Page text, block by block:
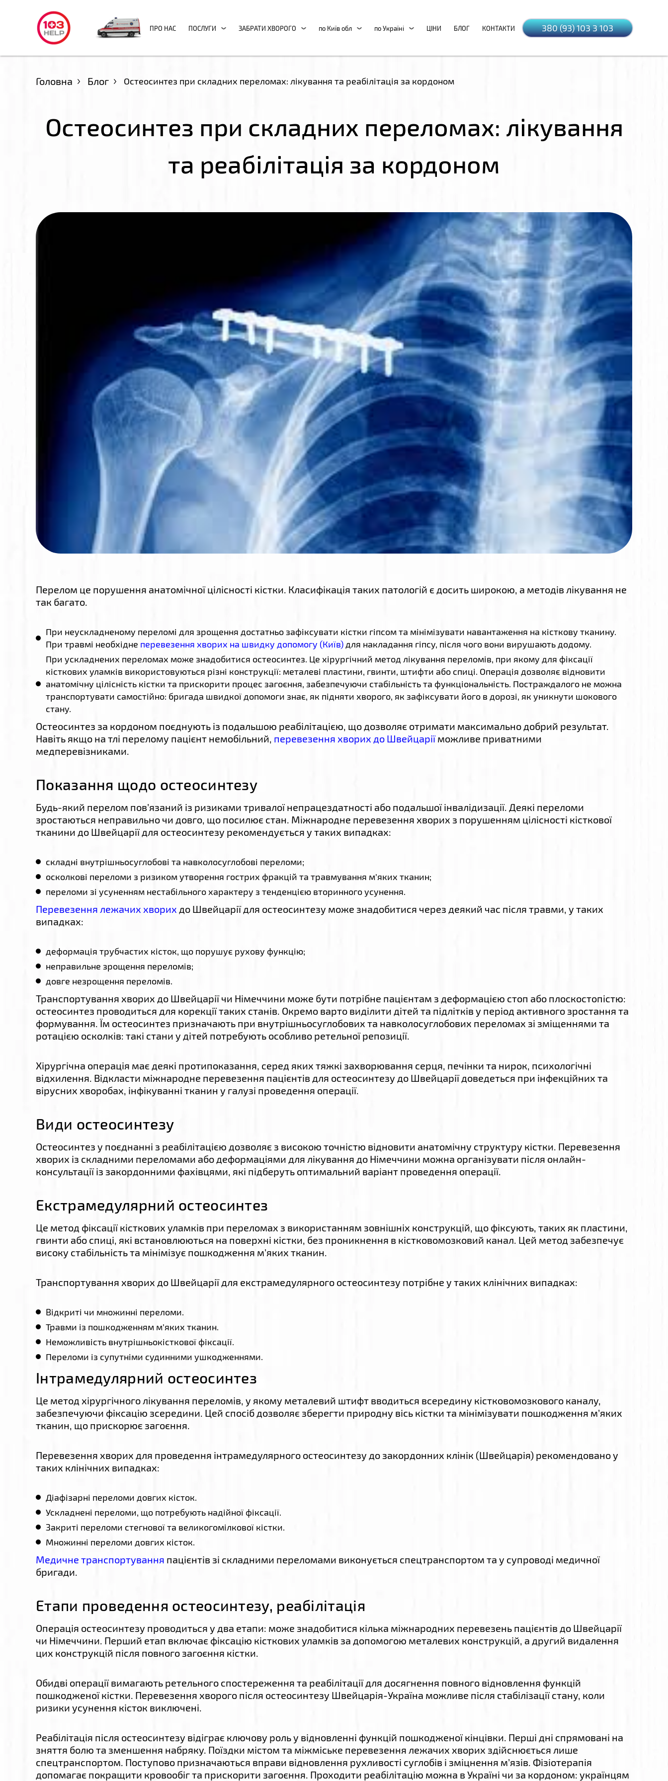
ПРО НАС ПОСЛУГИ ЗАБРАТИ ХВОРОГО по Київ обл по Україні ЦІНИ БЛОГ КОНТАКТИ 380 (93) 103 3 103
Головна Блог Остеосинтез при складних переломах: лікування та реабілітація за кордоном
Остеосинтез при складних переломах: лікування
та реабілітація за кордоном
Перелом це порушення анатомічної цілісності кістки. Класифікація таких патологій є досить широкою, а методів лікування не
так багато.
При неускладненому переломі для зрощення достатньо зафіксувати кістки гіпсом та мінімізувати навантаження на кісткову тканину.
При травмі необхідне перевезення хворих на швидку допомогу (Київ)для накладання гіпсу, після чого вони вирушають додому.
При ускладнених переломах може знадобитися остеосинтез. Це хірургічний метод лікування переломів, при якому для фіксації
кісткових уламків використовуються різні конструкції: металеві пластини, гвинти, штифти або спиці. Операція дозволяє відновити
анатомічну цілісність кістки та прискорити процес загоєння, забезпечуючи стабільність та функціональність. Постраждалого не можна
транспортувати самостійно: бригада швидкої допомоги знає, як підняти хворого, як зафіксувати його в дорозі, як уникнути шокового
стану.
Остеосинтез за кордоном поєднують із подальшою реабілітацією, що дозволяє отримати максимально добрий результат.
Навіть якщо на тлі перелому пацієнт немобільний, перевезення хворих до Швейцарії можливе приватними
медперевізниками.
Показання щодо остеосинтезу
Будь-який перелом пов’язаний із ризиками тривалої непрацездатності або подальшої інвалідизації. Деякі переломи
зростаються неправильно чи довго, що посилює стан. Міжнародне перевезення хворих з порушенням цілісності кісткової
тканини до Швейцарії для остеосинтезу рекомендується у таких випадках:
складні внутрішньосуглобові та навколосуглобові переломи;
осколкові переломи з ризиком утворення гострих фракцій та травмування м’яких тканин;
переломи зі усуненням нестабільного характеру з тенденцією вторинного усунення.
Перевезення лежачих хворих до Швейцарії для остеосинтезу може знадобитися через деякий час після травми, у таких
випадках:
деформація трубчастих кісток, що порушує рухову функцію;
неправильне зрощення переломів;
довге незрощення переломів.
Транспортування хворих до Швейцарії чи Німеччини може бути потрібне пацієнтам з деформацією стоп або плоскостопістю:
остеосинтез проводиться для корекції таких станів. Окремо варто виділити дітей та підлітків у період активного зростання та
формування. Їм остеосинтез призначають при внутрішньосуглобових та навколосуглобових переломах зі зміщеннями та
ротацією осколків: такі стани у дітей потребують особливо ретельної репозиції.
Хірургічна операція має деякі протипоказання, серед яких тяжкі захворювання серця, печінки та нирок, психологічні
відхилення. Відкласти міжнародне перевезення пацієнтів для остеосинтезу до Швейцарії доведеться при інфекційних та
вірусних хворобах, інфікуванні тканин у галузі проведення операції.
Види остеосинтезу
Остеосинтез у поєднанні з реабілітацією дозволяє з високою точністю відновити анатомічну структуру кістки. Перевезення
хворих із складними переломами або деформаціями для лікування до Німеччини можна організувати після онлайн-
консультації із закордонними фахівцями, які підберуть оптимальний варіант проведення операції.
Екстрамедулярний остеосинтез
Це метод фіксації кісткових уламків при переломах з використанням зовнішніх конструкцій, що фіксують, таких як пластини,
гвинти або спиці, які встановлюються на поверхні кістки, без проникнення в кістковомозковий канал. Цей метод забезпечує
високу стабільність та мінімізує пошкодження м’яких тканин.
Транспортування хворих до Швейцарії для екстрамедулярного остеосинтезу потрібне у таких клінічних випадках:
Відкриті чи множинні переломи.
Травми із пошкодженням м’яких тканин.
Неможливість внутрішньокісткової фіксації.
Переломи із супутніми судинними ушкодженнями.
Інтрамедулярний остеосинтез
Це метод хірургічного лікування переломів, у якому металевий штифт вводиться всередину кістковомозкового каналу,
забезпечуючи фіксацію зсередини. Цей спосіб дозволяє зберегти природну вісь кістки та мінімізувати пошкодження м’яких
тканин, що прискорює загоєння.
Перевезення хворих для проведення інтрамедулярного остеосинтезу до закордонних клінік (Швейцарія) рекомендовано у
таких клінічних випадках:
Діафізарні переломи довгих кісток.
Ускладнені переломи, що потребують надійної фіксації.
Закриті переломи стегнової та великогомілкової кістки.
Множинні переломи довгих кісток.
Медичне транспортування пацієнтів зі складними переломами виконується спецтранспортом та у супроводі медичної
бригади.
Етапи проведення остеосинтезу, реабілітація
Операція остеосинтезу проводиться у два етапи: може знадобитися кілька міжнародних перевезень пацієнтів до Швейцарії
чи Німеччини. Перший етап включає фіксацію кісткових уламків за допомогою металевих конструкцій, а другий видалення
цих конструкцій після повного загоєння кістки.
Обидві операції вимагають ретельного спостереження та реабілітації для досягнення повного відновлення функцій
пошкодженої кістки. Перевезення хворого після остеосинтезу Швейцарія-Україна можливе після стабілізації стану, коли
ризики усунення кісток виключені.
Реабілітація після остеосинтезу відіграє ключову роль у відновленні функцій пошкодженої кінцівки. Перші дні спрямовані на
зняття болю та зменшення набряку. Поїздки містом та міжміське перевезення лежачих хворих здійснюється лише
спецтранспортом. Поступово призначаються вправи відновлення рухливості суглобів і зміцнення м’язів. Фізіотерапія
допомагає покращити кровообіг та прискорити загоєння. Проходити реабілітацію можна в Україні чи за кордоном: українцям